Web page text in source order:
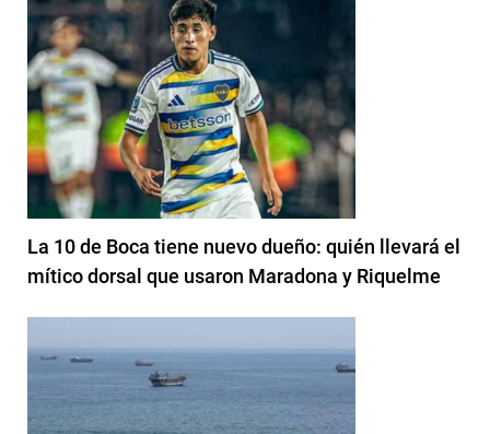
La 10 de Boca tiene nuevo dueño: quién llevará el
mítico dorsal que usaron Maradona y Riquelme